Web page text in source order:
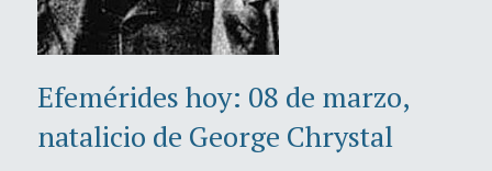
Efemérides hoy: 08 de marzo,
natalicio de George Chrystal